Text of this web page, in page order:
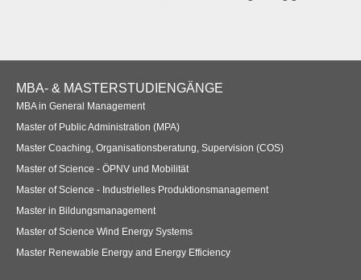
Footer
Navigation
MBA- & MASTERSTUDIENGÄNGE
MBA in General Management
Master of Public Administration (MPA)
Master Coaching, Organisationsberatung, Supervision (COS)
Master of Science - ÖPNV und Mobilität
Master of Science - Industrielles Produktionsmanagement
Master in Bildungsmanagement
Master of Science Wind Energy Systems
Master Renewable Energy and Energy Efficiency